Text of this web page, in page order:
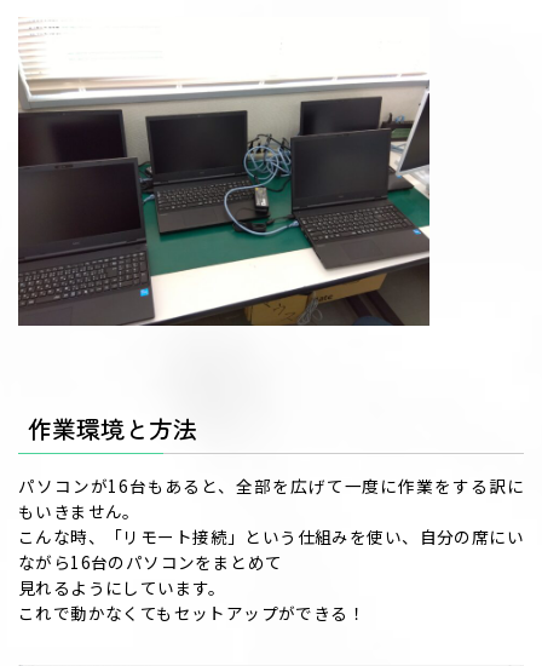
作業環境と方法
パソコンが16台もあると、全部を広げて一度に作業をする訳に
もいきません。
こんな時、「リモート接続」という仕組みを使い、自分の席にい
ながら16台のパソコンをまとめて
見れるようにしています。
これで動かなくてもセットアップができる！